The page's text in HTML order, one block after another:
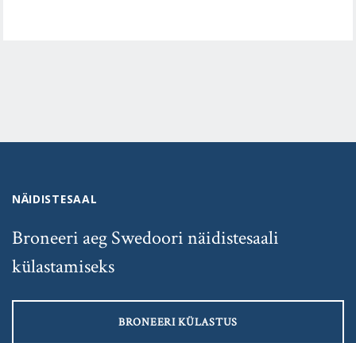
NÄIDISTESAAL
Broneeri aeg Swedoori näidistesaali
külastamiseks
BRONEERI KÜLASTUS